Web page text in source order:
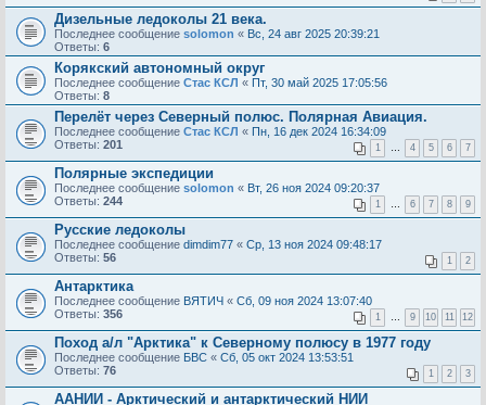
Дизельные ледоколы 21 века.
Последнее сообщение solomon « Вс, 24 авг 2025 20:39:21
Ответы: 6
Корякский автономный округ
Последнее сообщение Стас КСЛ « Пт, 30 май 2025 17:05:56
Ответы: 8
Перелёт через Северный полюс. Полярная Авиация.
Последнее сообщение Стас КСЛ « Пн, 16 дек 2024 16:34:09
Ответы: 201 1 4 5 6 7
Полярные экспедиции
Последнее сообщение solomon « Вт, 26 ноя 2024 09:20:37
Ответы: 244 1 6 7 8 9
Русские ледоколы
Последнее сообщение dimdim77 « Ср, 13 ноя 2024 09:48:17
Ответы: 56 1 2
Антарктика
Последнее сообщение ВЯТИЧ « Сб, 09 ноя 2024 13:07:40
Ответы: 356 1 9 10 11 12
Поход а/л "Арктика" к Северному полюсу в 1977 году
Последнее сообщение БВС « Сб, 05 окт 2024 13:53:51
Ответы: 76 1 2 3
ААНИИ - Арктический и антарктический НИИ